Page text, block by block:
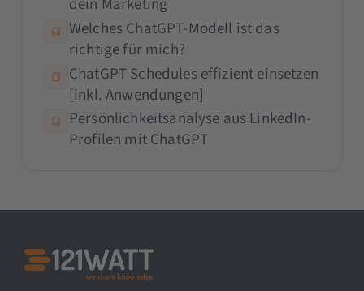
dein Marketing
Welches ChatGPT-Modell ist das
richtige für mich?
ChatGPT Schedules effizient einsetzen
[inkl. Anwendungen]
Persönlichkeitsanalyse aus LinkedIn-
Profilen mit ChatGPT